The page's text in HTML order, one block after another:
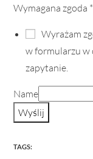
Wymagana zgoda *
Wyrażam
w formularzu w
zapytanie.
Name
Wyślij
TAGS: